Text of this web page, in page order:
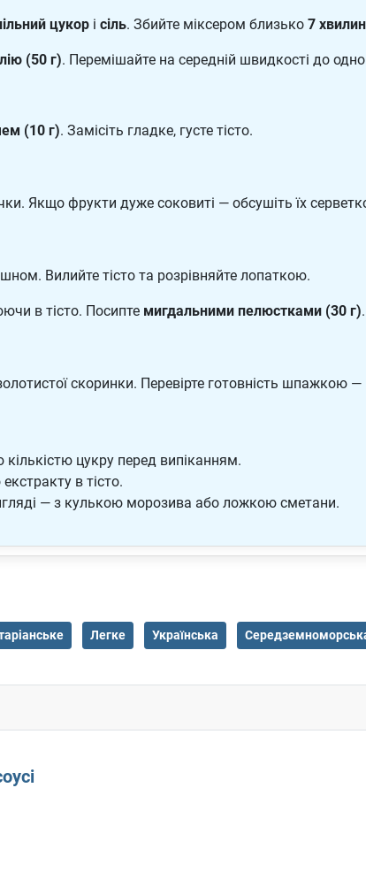
цукор і сіль. Збийте міксером близько 7 хвилин
(50 г). Перемішайте на середній швидкості до
(10 г). Замісіть гладке, густе тісто.
Якщо фрукти дуже соковиті — обсушіть їх
Вилийте тісто та розрівняйте лопаткою.
в тісто. Посипте мигдальними пелюстками (30 г).
скоринки. Перевірте готовність шпажкою
цукру перед випіканням.
в тісто.
— з кулькою морозива або ложкою сметани.
Легке Українська